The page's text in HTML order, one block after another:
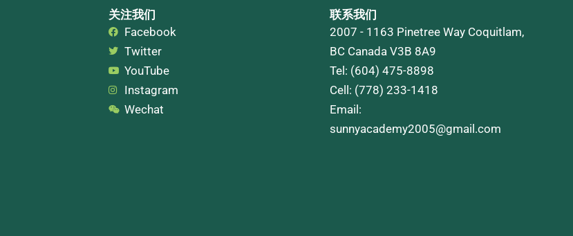
关注我们
Facebook
Twitter
YouTube
Instagram
Wechat
联系我们
2007 - 1163 Pinetree Way Coquitlam,
BC Canada V3B 8A9
Tel: (604) 475-8898
Cell: (778) 233-1418
Email:
sunnyacademy2005@gmail.com